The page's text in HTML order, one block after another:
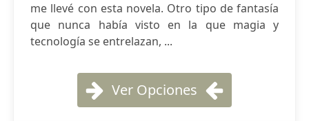
me llevé con esta novela. Otro tipo de fantasía
que nunca había visto en la que magia y
tecnología se entrelazan, ...
Ver Opciones